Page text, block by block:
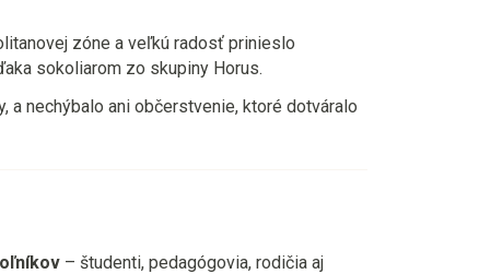
zóne a veľkú radosť prinieslo
sokoliarom zo skupiny Horus.
a nechýbalo ani občerstvenie, ktoré dotváralo
– študenti, pedagógovia, rodičia aj